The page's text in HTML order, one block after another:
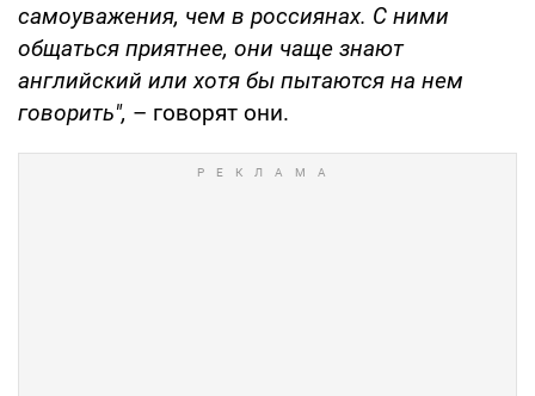
самоуважения, чем в россиянах. С ними
общаться приятнее, они чаще знают
английский или хотя бы пытаются на нем
говорить", – говорят они.